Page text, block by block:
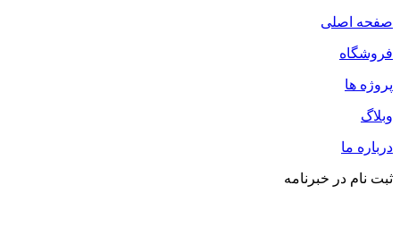
صفحه اصلی
فروشگاه
پروژه ها
وبلاگ
درباره ما
ثبت نام در خبرنامه